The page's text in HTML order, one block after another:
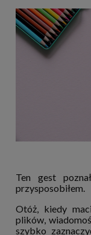
Ten gest
przysposobiłem.
Otóż, kiedy
plików,
szybko